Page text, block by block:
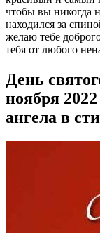
чтобы вы никогда
находился за
желаю тебе
тебя от любого
День
ноября
ангела в